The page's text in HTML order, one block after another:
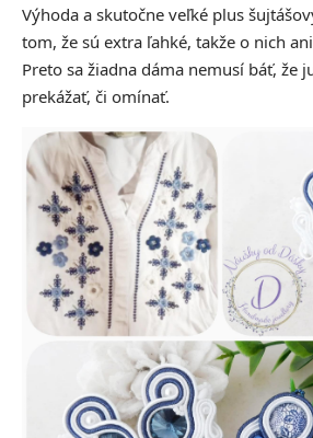
Výhoda a skutočne veľké plus
tom, že sú extra ľahké, takže o nich
Preto sa žiadna dáma nemusí báť, že
prekážať, či omínať.